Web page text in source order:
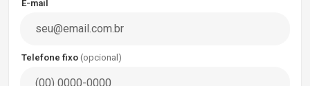
E-mail
Telefone fixo (opcional)